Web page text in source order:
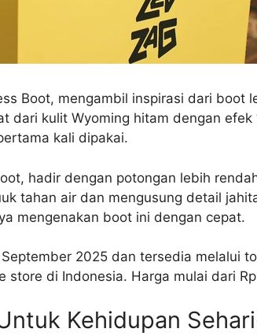
Boot, mengambil inspirasi dari boot
dari kulit Wyoming hitam dengan efek
kali dipakai.
hadir dengan potongan lebih
tahan air dan mengusung detail
mengenakan boot ini dengan cepat.
2025 dan tersedia melalui
store di Indonesia. Harga mulai dari
Kehidupan